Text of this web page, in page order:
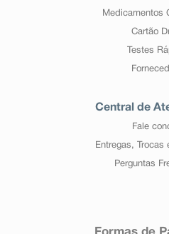
Medicamentos
Cartão
Testes
Central de
Fale
Entregas, Trocas
Perguntas